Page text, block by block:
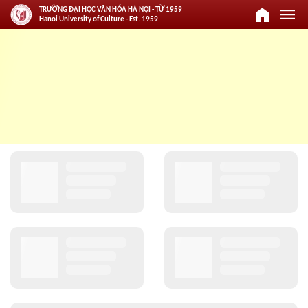
TRƯỜNG ĐẠI HỌC VĂN HÓA HÀ NỘI - TỪ 1959
Hanoi University of Culture - Est. 1959
home menu